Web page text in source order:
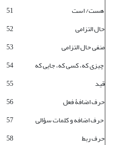
هست/ است
51
حال التزامی
52
منفی حال التزامی
53
چیزی که، کسی که، جایی که
54
قید
55
حرف اضافۀ فعل
56
حرف اضافه و کلمات سؤالی
57
حرف ربط
58